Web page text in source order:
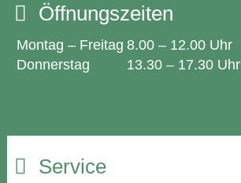
Öffnungszeiten
Montag – Freitag 8.00 – 12.00 Uhr
Donnerstag
13.30 – 17.30 Uhr
Service